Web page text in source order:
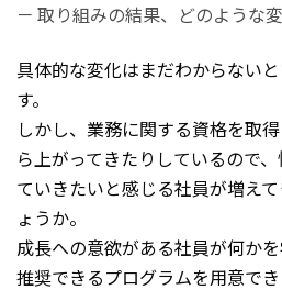
－ 取り組みの結果、どのような
具体的な変化はまだわからない
す。
しかし、業務に関する資格を取
ら上がってきたりしているので
ていきたいと感じる社員が増え
ょうか。
成長への意欲がある社員が何か
推奨できるプログラムを用意で